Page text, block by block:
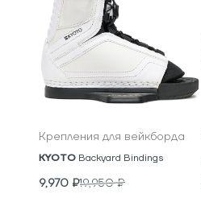
Крепления для вейкборда
KYOTO Backyard Bindings
9,970 ₽19,950₽